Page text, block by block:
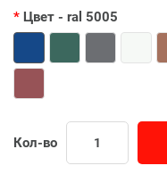
Цвет - ral 5005
Кол-во